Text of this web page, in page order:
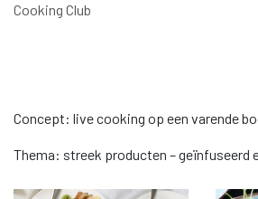
Cooking Club
Concept: live cooking op een varende
Thema: streek producten – geïnfuseerd